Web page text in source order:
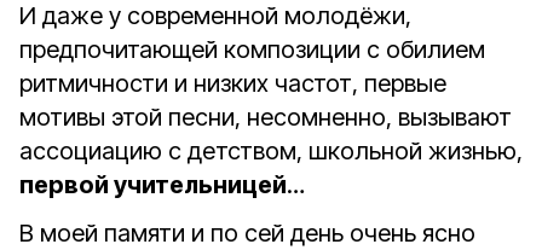
И даже у современной молодёжи,
предпочитающей композиции с обилием
ритмичности и низких частот, первые
мотивы этой песни, несомненно, вызывают
ассоциацию с детством, школьной жизнью,
первой учительницей…
В моей памяти и по сей день очень ясно